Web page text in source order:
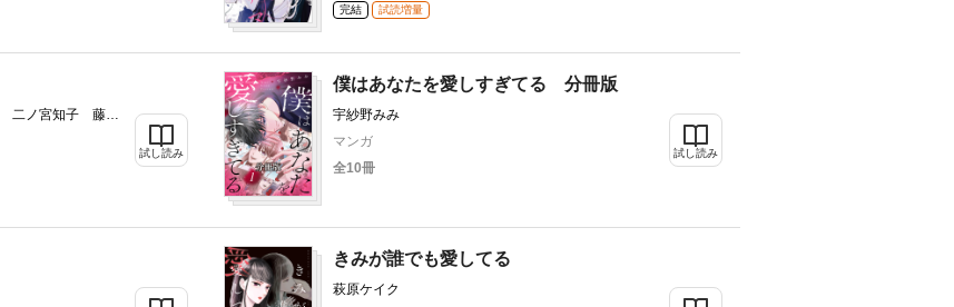
完結 試読増量
二ノ宮知子 藤あ
谷口リヨ果 祀
樹まや 仁美
試し読み
僕はあなたを愛しすぎてる 分冊版
宇紗野みみ
マンガ
全10冊
試し読み
きみが誰でも愛してる
萩原ケイク